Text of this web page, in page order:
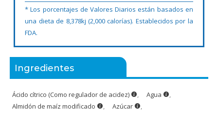
* Los porcentajes de Valores Diarios están basados en
una dieta de 8,378kj (2,000 calorías). Establecidos por la
FDA.
Ingredientes
Ácido cítrico (Como regulador de acidez) , Agua
,
Almidón de maíz modificado
, Azúcar
,